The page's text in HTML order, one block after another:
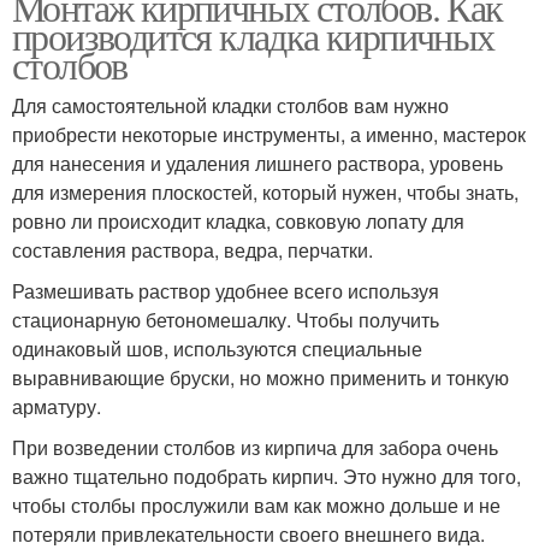
производится кладка кирпичных
столбов
Для самостоятельной кладки столбов вам нужно
приобрести некоторые инструменты, а именно, мастерок
для нанесения и удаления лишнего раствора, уровень
для измерения плоскостей, который нужен, чтобы знать,
ровно ли происходит кладка, совковую лопату для
составления раствора, ведра, перчатки.
Размешивать раствор удобнее всего используя
стационарную бетономешалку. Чтобы получить
одинаковый шов, используются специальные
выравнивающие бруски, но можно применить и тонкую
арматуру.
При возведении столбов из кирпича для забора очень
важно тщательно подобрать кирпич. Это нужно для того,
чтобы столбы прослужили вам как можно дольше и не
потеряли привлекательности своего внешнего вида.